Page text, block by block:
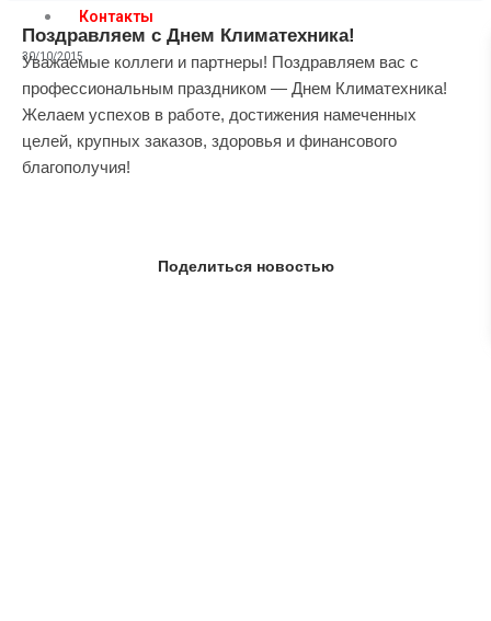
Контакты
Поздравляем с Днем Климатехника!
30/10/2015
Уважаемые коллеги и партнеры! Поздравляем вас с
профессиональным праздником — Днем Климатехника!
Желаем успехов в работе, достижения намеченных
целей, крупных заказов, здоровья и финансового
благополучия!
Поделиться новостью